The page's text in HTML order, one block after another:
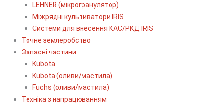
LEHNER (мікрогранулятор)
Міжрядні культиватори IRIS
Системи для внесення КАС/РКД IRIS
Точне землеробство
Запасні частини
Kubota
Kubota (оливи/мастила)
Fuchs (оливи/мастила)
Техніка з напрацюванням